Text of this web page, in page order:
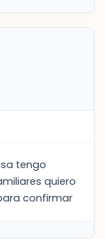
tengo
quiero
confirmar